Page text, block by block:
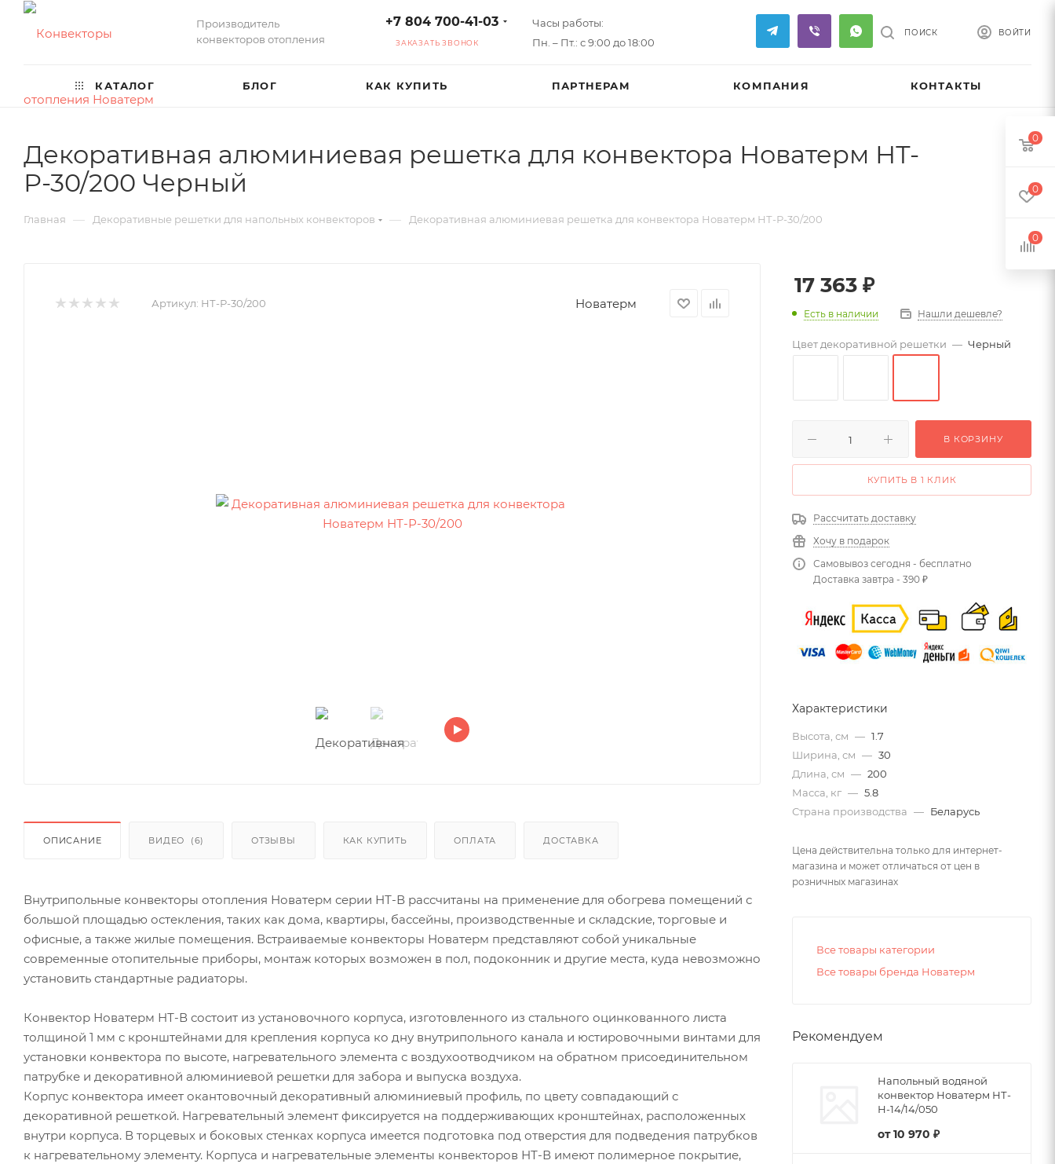
Производитель
конвекторов отопления
+7 804 700-41-03
ЗАКАЗАТЬ ЗВОНОК
Часы работы:
Пн. – Пт.: с 9:00 до 18:00
ВОЙТИ
ПОИСК
КАТАЛОГ БЛОГ КАК КУПИТЬ ПАРТНЕРАМ КОМПАНИЯ КОНТАКТЫ
Декоративная алюминиевая решетка для конвектора Новатерм НТ-
Р-30/200 Черный
Главная — Декоративные решетки для напольных конвекторов — Декоративная алюминиевая решетка для конвектора Новатерм НТ-Р-30/200
Артикул: НТ-Р-30/200 Новатерм
ОПИСАНИЕ ВИДЕО (6) ОТЗЫВЫ КАК КУПИТЬ ОПЛАТА ДОСТАВКА
Внутрипольные конвекторы отопления Новатерм серии НТ-В рассчитаны на применение для обогрева помещений с
большой площадью остекления, таких как дома, квартиры, бассейны, производственные и складские, торговые и
офисные, а также жилые помещения. Встраиваемые конвекторы Новатерм представляют собой уникальные
современные отопительные приборы, монтаж которых возможен в пол, подоконник и другие места, куда невозможно
установить стандартные радиаторы.
Конвектор Новатерм НТ-В состоит из установочного корпуса, изготовленного из стального оцинкованного листа
толщиной 1 мм с кронштейнами для крепления корпуса ко дну внутрипольного канала и юстировочными винтами для
установки конвектора по высоте, нагревательного элемента с воздухоотводчиком на обратном присоединительном
патрубке и декоративной алюминиевой решетки для забора и выпуска воздуха.
Корпус конвектора имеет окантовочный декоративный алюминиевый профиль, по цвету совпадающий с
декоративной решеткой. Нагревательный элемент фиксируется на поддерживающих кронштейнах, расположенных
внутри корпуса. В торцевых и боковых стенках корпуса имеется подготовка под отверстия для подведения патрубков
к нагревательному элементу. Корпуса и нагревательные элементы конвекторов НТ-В имеют полимерное покрытие,
17 363 ₽
Есть в наличии Нашли дешевле?
Цвет декоративной решетки — Черный
В КОРЗИНУ
КУПИТЬ В 1 КЛИК
Рассчитать доставку
Хочу в подарок
Самовывоз сегодня - бесплатно
Доставка завтра - 390 ₽
Характеристики
Высота, см — 1.7
Ширина, см — 30
Длина, см — 200
Масса, кг — 5.8
Страна производства — Беларусь
Цена действительна только для интернет-
магазина и может отличаться от цен в
розничных магазинах
Все товары категории
Все товары бренда Новатерм
Рекомендуем
Напольный водяной
конвектор Новатерм НТ-
Н-14/14/050
от10 970 ₽
0
0
0